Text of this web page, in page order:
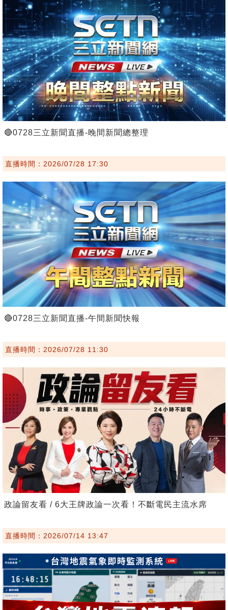
🔴0728三立新聞直播-晚間新聞總整理
直播時間：2026/07/28 17:30
🔴0728三立新聞直播-午間新聞快報
直播時間：2026/07/28 11:30
政論留友看 / 6大王牌政論一次看！不斷電民主流水席
直播時間：2026/07/14 13:47